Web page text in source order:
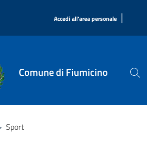
Accedi all'area personale |
Comune di Fiumicino
Sport